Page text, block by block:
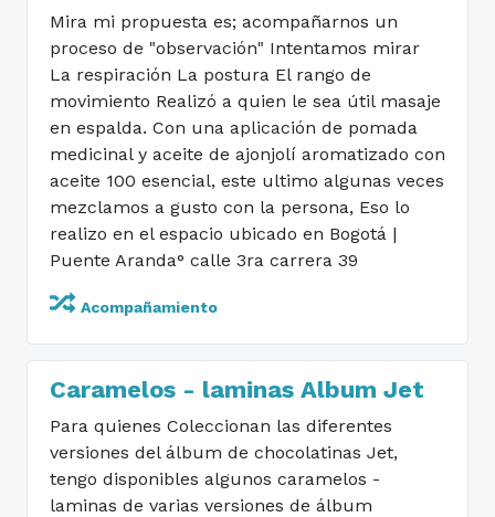
Mira mi propuesta es; acompañarnos un
proceso de "observación" Intentamos mirar
La respiración La postura El rango de
movimiento Realizó a quien le sea útil masaje
en espalda. Con una aplicación de pomada
medicinal y aceite de ajonjolí aromatizado con
aceite 100 esencial, este ultimo algunas veces
mezclamos a gusto con la persona, Eso lo
realizo en el espacio ubicado en Bogotá |
Puente Aranda° calle 3ra carrera 39
Acompañamiento
Caramelos - laminas Album Jet
Para quienes Coleccionan las diferentes
versiones del álbum de chocolatinas Jet,
tengo disponibles algunos caramelos -
laminas de varias versiones de álbum